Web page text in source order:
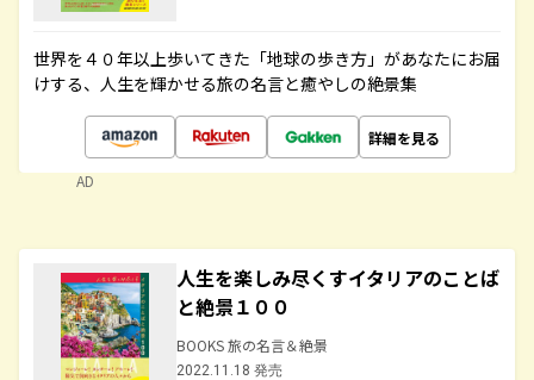
世界を４０年以上歩いてきた「地球の歩き方」があなたにお届
けする、人生を輝かせる旅の名言と癒やしの絶景集
詳細を見る
AD
人生を楽しみ尽くすイタリアのことば
と絶景１００
BOOKS 旅の名言＆絶景
2022.11.18 発売